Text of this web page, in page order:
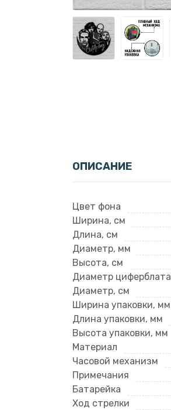
ОПИСАНИЕ
Цвет фона
Ширина, см
Длина, см
Диаметр, мм
Высота, см
Диаметр циферблата
Диаметр, см
Ширина упаковки, мм
Длина упаковки, мм
Высота упаковки, мм
Материал
Часовой механизм
Примечания
Батарейка
Ход стрелки